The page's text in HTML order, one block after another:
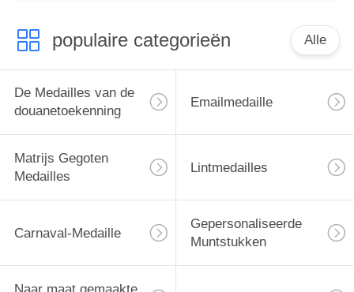
populaire categorieën Alle
De Medailles van de
douanetoekenning
Emailmedaille
Matrijs Gegoten
Medailles
Lintmedailles
Carnaval-Medaille
Gepersonaliseerde
Muntstukken